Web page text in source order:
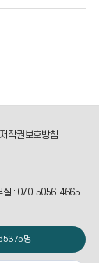
저작권보호방침
실 : 070-5056-4665
명